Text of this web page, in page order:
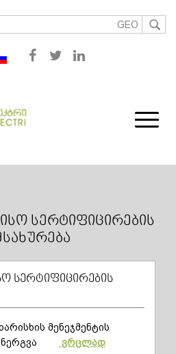
GEO
ᲡᲔᲠᲢᲘᲤᲘᲪᲘᲠᲔᲑᲘᲡ
სერტიფიცირების
მენეჯმენტის
ვრცლად